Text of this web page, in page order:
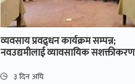
व्यवसाय प्रवद्र्धन कार्यक्रम सम्पन्न;
नवउद्यमीलाई व्यावसायिक सशक्तीकरण
३ दिन अघि